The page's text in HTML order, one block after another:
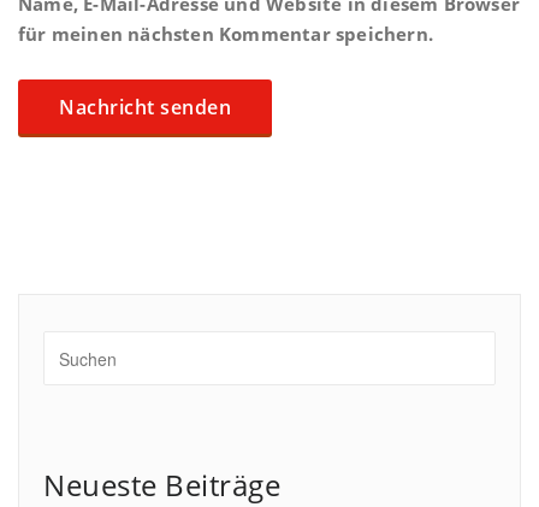
für meinen nächsten Kommentar speichern.
Neueste Beiträge